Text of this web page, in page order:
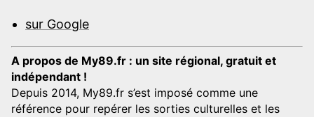
sur Google
A propos de My89.fr : un site régional, gratuit et
indépendant !
Depuis 2014, My89.fr s’est imposé comme une
référence pour repérer les sorties culturelles et les